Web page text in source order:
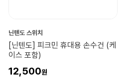
닌텐도 스위치
[닌텐도] 피크민 휴대용 손수건 (케
이스 포함)
12,500